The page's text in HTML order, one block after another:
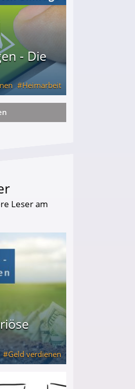
- Die
Heimarbeit
Leser am
Geld verdienen